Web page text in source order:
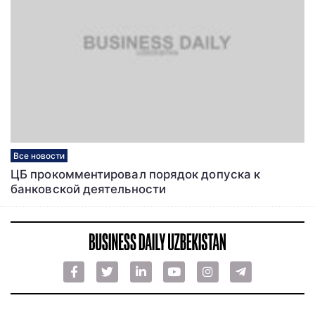
Все новости
ЦБ прокомментировал порядок допуска к
банковской деятельности